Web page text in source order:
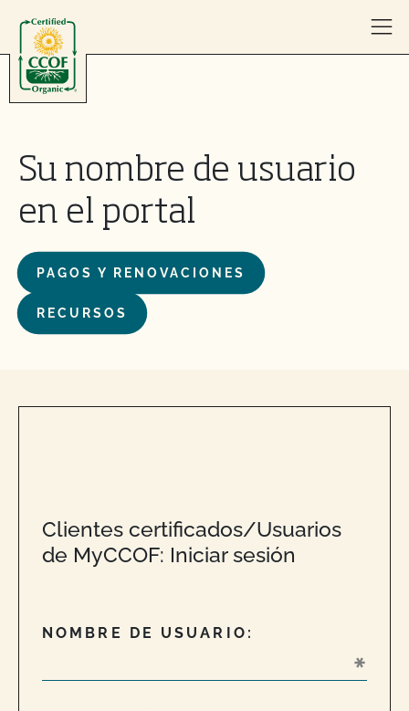
Su nombre de usuario
en el portal
PAGOS Y RENOVACIONES
RECURSOS
Clientes certificados/Usuarios
de MyCCOF: Iniciar sesión
NOMBRE DE USUARIO: